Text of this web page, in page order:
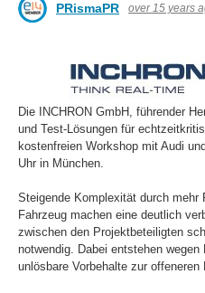
PRismaPR over 15 years
Die INCHRON GmbH, führender
und Test-Lösungen für
kostenfreien Workshop mit Audi
Uhr in München.
Steigende Komplexität durch mehr
Fahrzeug machen eine deutlich
zwischen den Projektbeteiligten
notwendig. Dabei entstehen
unlösbare Vorbehalte zur offeneren